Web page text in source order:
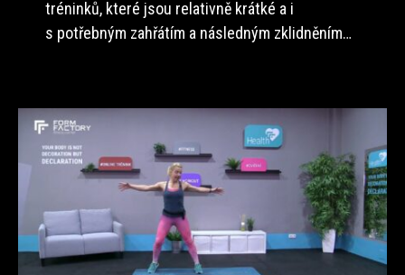
tréninků, které jsou relativně krátké a i
s potřebným zahřátím a následným zklidněním…